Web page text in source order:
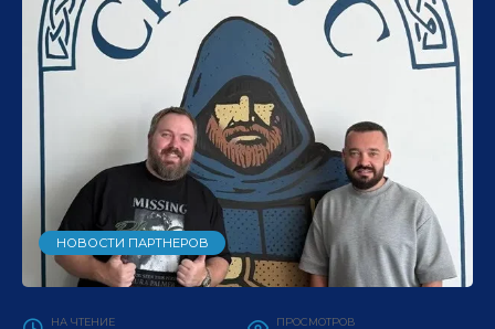
НОВОСТИ ПАРТНЕРОВ
НА ЧТЕНИЕ ПРОСМОТРОВ